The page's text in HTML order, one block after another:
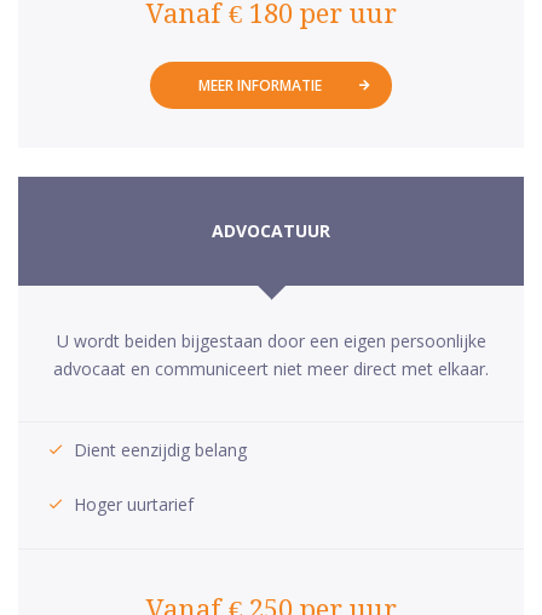
Vanaf € 180 per uur
MEER INFORMATIE
ADVOCATUUR
U wordt beiden bijgestaan door een eigen persoonlijke
advocaat en communiceert niet meer direct met elkaar.
Dient eenzijdig belang
Hoger uurtarief